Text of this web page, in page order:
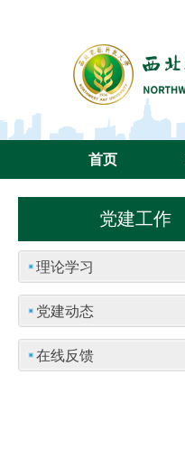
首页
党建工作
理论学习
党建动态
在线反馈